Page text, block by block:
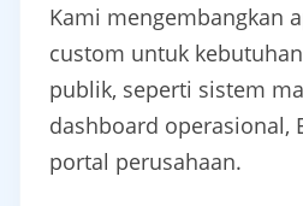
Kami mengembangkan
custom untuk
publik, seperti sistem
dashboard operasional,
portal perusahaan.